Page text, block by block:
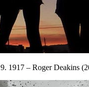
9. 1917 – Roger Deakins